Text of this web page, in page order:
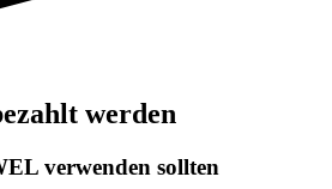
werden
verwenden sollten